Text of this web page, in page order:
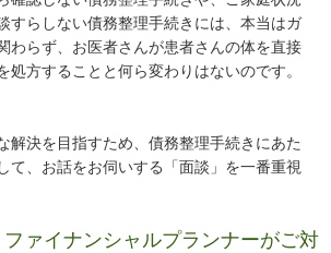
すらしない債務整理手続きには、本当はガ
わらず、お医者さんが患者さんの体を直接
処方することと何ら変わりはないのです。
解決を目指すため、債務整理手続きにあた
て、お話をお伺いする「面談」を一番重視
ァイナンシャルプランナーがご対